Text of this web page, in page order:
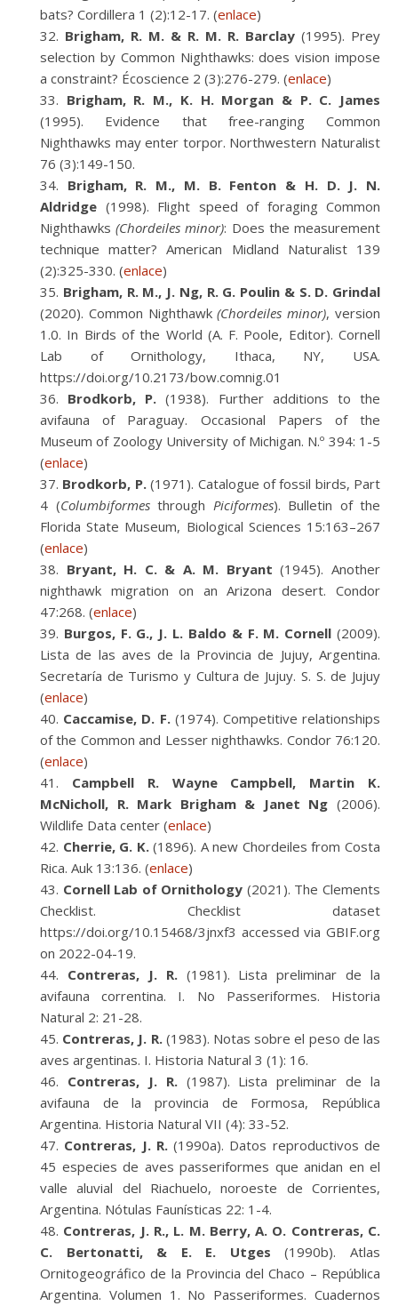
bats? Cordillera 1 (2):12-17. (enlace)
Brigham, R. M. & R. M. R. Barclay (1995). Prey
selection by Common Nighthawks: does vision impose
a constraint? Écoscience 2 (3):276-279. (enlace)
Brigham, R. M., K. H. Morgan & P. C. James
(1995). Evidence that free-ranging Common
Nighthawks may enter torpor. Northwestern Naturalist
76 (3):149-150.
Brigham, R. M., M. B. Fenton & H. D. J. N.
Aldridge (1998). Flight speed of foraging Common
Nighthawks(Chordeiles minor): Does the measurement
technique matter? American Midland Naturalist 139
(2):325-330. (enlace)
Brigham, R. M., J. Ng, R. G. Poulin & S. D. Grindal
(2020). Common Nighthawk(Chordeiles minor), version
1.0. In Birds of the World (A. F. Poole, Editor). Cornell
Lab of Ornithology, Ithaca, NY, USA.
https://doi.org/10.2173/bow.comnig.01
Brodkorb, P. (1938). Further additions to the
avifauna of Paraguay. Occasional Papers of the
Museum of Zoology University of Michigan. N.º 394: 1-5
(enlace)
Brodkorb, P.(1971). Catalogue of fossil birds, Part
4 (Columbiformesthrough Piciformes). Bulletin of the
Florida State Museum, Biological Sciences 15:163–267
(enlace)
Bryant, H. C. & A. M. Bryant (1945). Another
nighthawk migration on an Arizona desert. Condor
47:268. (enlace)
Burgos, F. G., J. L. Baldo & F. M. Cornell (2009).
Lista de las aves de la Provincia de Jujuy, Argentina.
Secretaría de Turismo y Cultura de Jujuy. S. S. de Jujuy
(enlace)
Caccamise, D. F.(1974). Competitive relationships
of the Common and Lesser nighthawks. Condor 76:120.
(enlace)
Campbell R. Wayne Campbell, Martin K.
McNicholl, R. Mark Brigham & Janet Ng (2006).
Wildlife Data center (enlace)
Cherrie, G. K.(1896). A new Chordeiles from Costa
Rica. Auk 13:136. (enlace)
Cornell Lab of Ornithology (2021). The Clements
Checklist. Checklist dataset
https://doi.org/10.15468/3jnxf3 accessed via GBIF.org
on 2022-04-19.
Contreras, J. R.(1981). Lista preliminar de la
avifauna correntina. I. No Passeriformes. Historia
Natural 2: 21-28.
Contreras, J. R.(1983). Notas sobre el peso de las
aves argentinas. I. Historia Natural 3 (1): 16.
Contreras, J. R.(1987). Lista preliminar de la
avifauna de la provincia de Formosa, República
Argentina. Historia Natural VII (4): 33-52.
Contreras, J. R.(1990a). Datos reproductivos de
45 especies de aves passeriformes que anidan en el
valle aluvial del Riachuelo, noroeste de Corrientes,
Argentina. Nótulas Faunísticas 22: 1-4.
Contreras, J. R., L. M. Berry, A. O. Contreras, C.
C. Bertonatti, & E. E. Utges (1990b). Atlas
Ornitogeográfico de la Provincia del Chaco – República
Argentina. Volumen 1. No Passeriformes. Cuadernos